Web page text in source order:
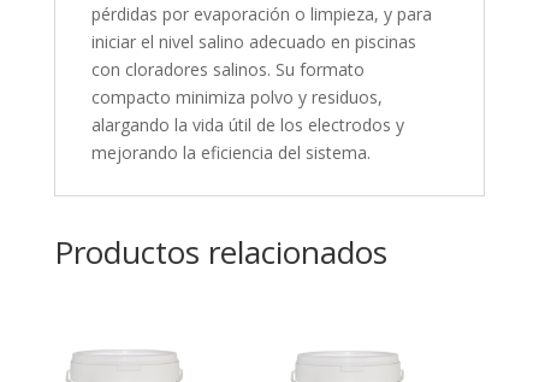
pérdidas por evaporación o limpieza, y para
iniciar el nivel salino adecuado en piscinas
con cloradores salinos. Su formato
compacto minimiza polvo y residuos,
alargando la vida útil de los electrodos y
mejorando la eficiencia del sistema.
Productos relacionados